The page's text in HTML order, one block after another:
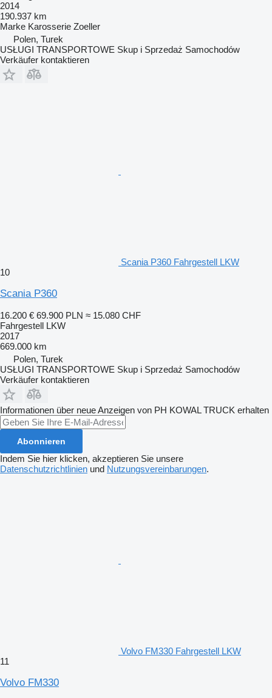
2014
190.937 km
Marke Karosserie Zoeller
Polen, Turek
USŁUGI TRANSPORTOWE Skup i Sprzedaż Samochodów
Verkäufer kontaktieren
Scania P360 Fahrgestell LKW
10
Scania P360
16.200 € 69.900 PLN ≈ 15.080 CHF
Fahrgestell LKW
2017
669.000 km
Polen, Turek
USŁUGI TRANSPORTOWE Skup i Sprzedaż Samochodów
Verkäufer kontaktieren
Informationen über neue Anzeigen von PH KOWAL TRUCK erhalten
Abonnieren
Indem Sie hier klicken, akzeptieren Sie unsere
Datenschutzrichtlinien und Nutzungsvereinbarungen.
Volvo FM330 Fahrgestell LKW
11
Volvo FM330